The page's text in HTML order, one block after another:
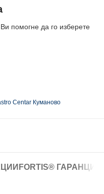
помогне да го изберете
Centar Куманово
FORTIS®